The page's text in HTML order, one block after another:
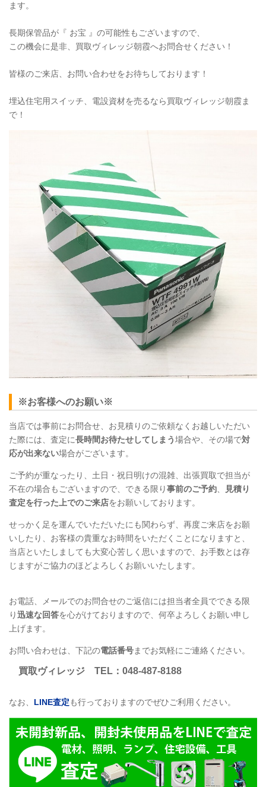
ます。
長期保管品が『 お宝 』の可能性もございますので、
この機会に是非、買取ヴィレッジ朝霞へお問合せください！
皆様のご来店、お問い合わせをお待ちしております！
埋込住宅用スイッチ、電設資材を売るなら買取ヴィレッジ朝霞ま
で！
※お客様へのお願い※
当店では事前にお問合せ、お見積りのご依頼なくお越しいただい
た際には、査定に長時間お待たせしてしまう場合や、その場で対
応が出来ない場合がございます。
ご予約が重なったり、土日・祝日明けの混雑、出張買取で担当が
不在の場合もございますので、できる限り事前のご予約
見積り
査定を行った上でのご来店をお願いしております。
せっかく足を運んでいただいたにも関わらず、再度ご来店をお願
いしたり、お客様の貴重なお時間をいただくことになりますと、
当店といたしましても大変心苦しく思いますので、お手数とは存
じますがご協力のほどよろしくお願いいたします。
お電話、メールでのお問合せのご返信には担当者全員でできる限
り迅速な回答を心がけておりますので、何卒よろしくお願い申し
上げます。
お問い合わせは、下記の電話番号までお気軽にご連絡ください。
買取ヴィレッジ TEL ：048-487-8188
なお、 LINE査定も行っておりますのでぜひご利用ください。